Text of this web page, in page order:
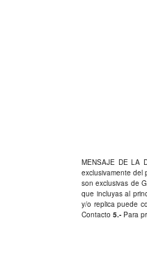
MENSAJE DE LA
exclusivamente
son exclusivas de
que incluyas al
y/o replica puede
Contacto
5.- Para